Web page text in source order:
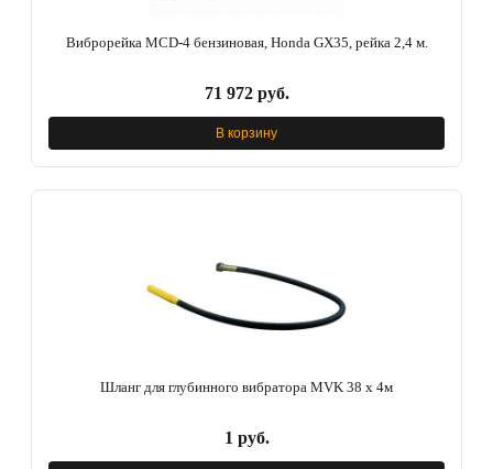
Виброрейка MCD-4 бензиновая, Honda GX35, рейка 2,4 м.
71 972 руб.
В корзину
Шланг для глубинного вибратора MVK 38 х 4м
1 руб.